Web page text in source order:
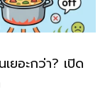
ยอะกว่า? เปิด